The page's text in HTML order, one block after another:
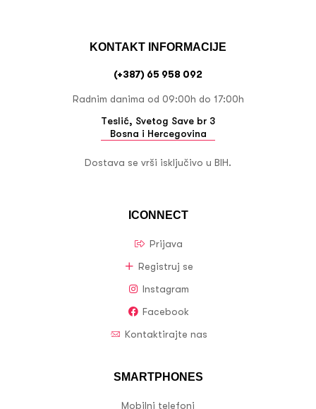
ICONNECT
Prijava
Registruj se
Instagram
Facebook
Kontaktirajte nas
SMARTPHONES
Mobilni telefoni
KONTAKT INFORMACIJE
(+387) 65 958 092
Radnim danima od 09:00h do 17:00h
Teslić, Svetog Save br 3
Bosna i Hercegovina
Dostava se vrši isključivo u BIH.